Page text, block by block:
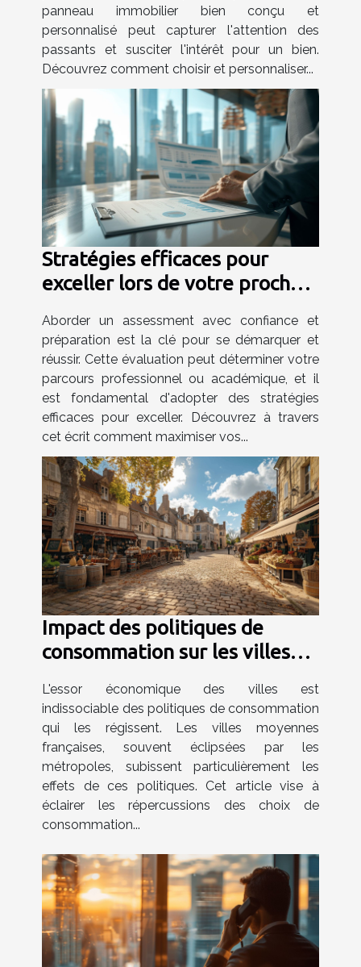
panneau immobilier bien conçu et
personnalisé peut capturer l'attention des
passants et susciter l'intérêt pour un bien.
Découvrez comment choisir et personnaliser...
Stratégies efficaces pour
exceller lors de votre prochain
Aborder un assessment avec confiance et
préparation est la clé pour se démarquer et
réussir. Cette évaluation peut déterminer votre
parcours professionnel ou académique, et il
est fondamental d'adopter des stratégies
efficaces pour exceller. Découvrez à travers
cet écrit comment maximiser vos...
Impact des politiques de
consommation sur les villes
L'essor économique des villes est
indissociable des politiques de consommation
qui les régissent. Les villes moyennes
françaises, souvent éclipsées par les
métropoles, subissent particulièrement les
effets de ces politiques. Cet article vise à
éclairer les répercussions des choix de
consommation...